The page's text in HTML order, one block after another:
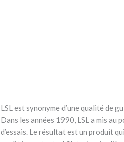
LSL est synonyme d’une qualité de
Dans les années 1990, LSL a mis
d’essais. Le résultat est un produit